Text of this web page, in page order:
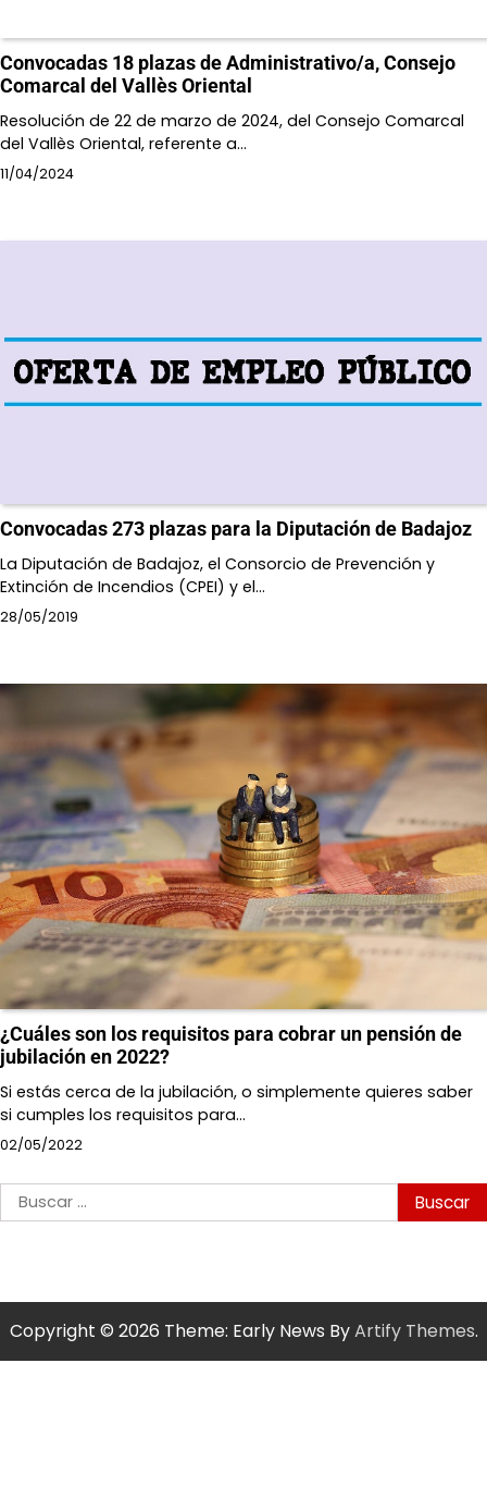
Convocadas 18 plazas de Administrativo/a, Consejo
Comarcal del Vallès Oriental
Resolución de 22 de marzo de 2024, del Consejo Comarcal
del Vallès Oriental, referente a…
11/04/2024
Convocadas 273 plazas para la Diputación de Badajoz
La Diputación de Badajoz, el Consorcio de Prevención y
Extinción de Incendios (CPEI) y el…
28/05/2019
¿Cuáles son los requisitos para cobrar un pensión de
jubilación en 2022?
Si estás cerca de la jubilación, o simplemente quieres saber
si cumples los requisitos para…
02/05/2022
Buscar:
Copyright © 2026 Theme: Early News ByArtify Themes.